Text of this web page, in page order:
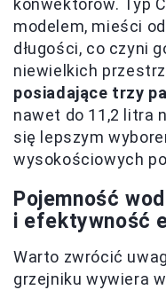
konwektorów. Typ
modelem, mieści
długości, co czyni
niewielkich
posiadające trzy
nawet do 11,2 litra
się lepszym
wysokościowych
Pojemność
i efektywność
Warto zwrócić
grzejniku wywiera